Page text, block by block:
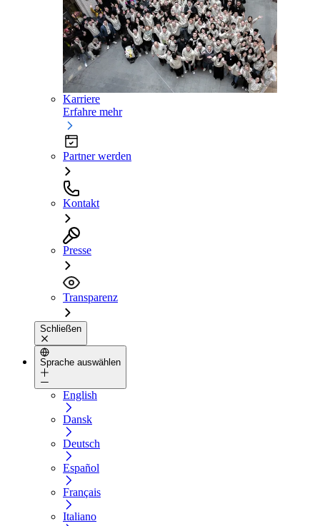
Karriere
Erfahre mehr
Partner werden
Kontakt
Presse
Transparenz
Schließen
Sprache auswählen
English
Dansk
Deutsch
Español
Français
Italiano